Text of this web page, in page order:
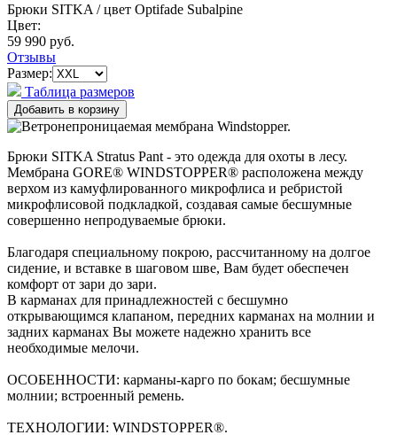
Брюки SITKA / цвет Optifade Subalpine
Цвет:
59 990 руб.
Отзывы
Размер:
Таблица размеров
Брюки SITKA Stratus Pant - это одежда для охоты в лесу.
Мембрана GORE® WINDSTOPPER® расположена между
верхом из камуфлированного микрофлиса и ребристой
микрофлисовой подкладкой, создавая самые бесшумные
совершенно непродуваемые брюки.
Благодаря специальному покрою, рассчитанному на долгое
сидение, и вставке в шаговом шве, Вам будет обеспечен
комфорт от зари до зари.
В карманах для принадлежностей с бесшумно
открывающимся клапаном, передних карманах на молнии и
задних карманах Вы можете надежно хранить все
необходимые мелочи.
ОСОБЕННОСТИ: карманы-карго по бокам; бесшумные
молнии; встроенный ремень.
ТЕХНОЛОГИИ: WINDSTOPPER®.